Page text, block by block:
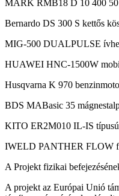
MARK RMB18 D 10 400 50
Bernardo DS 300 S kettős
MIG-500 DUALPULSE
HUAWEI HNC-1500W
Husqvarna K 970
BDS MABasic 35
KITO ER2M010 IL-IS típusú
IWELD PANTHER FLOW
A Projekt fizikai
A projekt az Európai Unió